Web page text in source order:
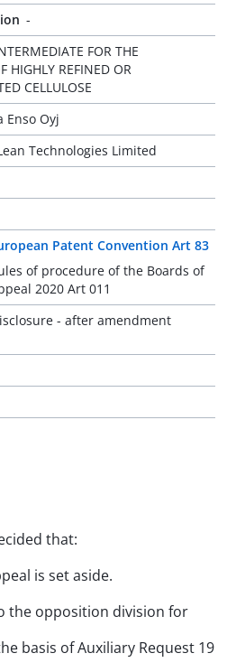
-
FOR THE
HIGHLY REFINED OR
CELLULOSE
Enso Oyj
Technologies Limited
Patent Convention Art 83
of procedure of the Boards of
2020 Art 011
- after amendment
that:
is set aside.
the opposition division for
basis of Auxiliary Request 19